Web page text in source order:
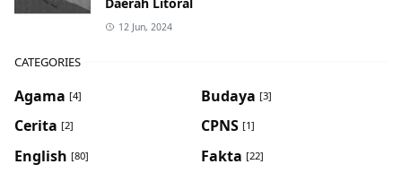
12 Jun, 2024
CATEGORIES
Agama [4] Budaya [3]
Cerita [2] CPNS [1]
English [80] Fakta [22]